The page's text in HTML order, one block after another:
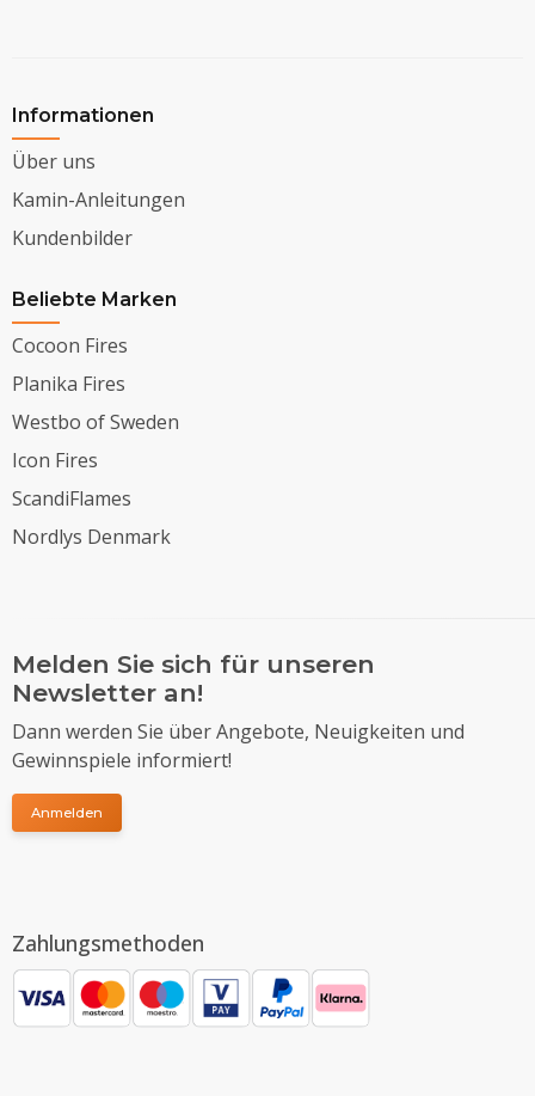
Informationen
Über uns
Kamin-Anleitungen
Kundenbilder
Beliebte Marken
Cocoon Fires
Planika Fires
Westbo of Sweden
Icon Fires
ScandiFlames
Nordlys Denmark
Melden Sie sich für unseren
Newsletter an!
Dann werden Sie über Angebote, Neuigkeiten und
Gewinnspiele informiert!
Anmelden
Zahlungsmethoden